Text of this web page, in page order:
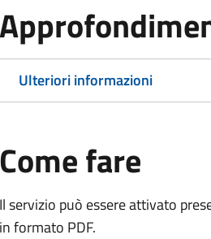
Ulteriori informazioni
Come fare
Il servizio può essere attivato
in formato PDF.